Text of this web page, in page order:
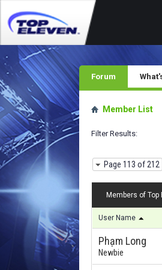
Forum
Member List
Filter Results
Page 113 of 212
Members of Top
User Name
Phạm Long
Newbie